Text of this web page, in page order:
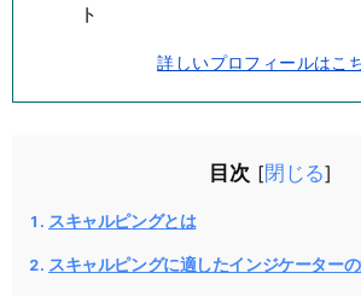
ト
詳しいプロフィールはこ
目次 [閉じる]
スキャルピングとは
スキャルピングに適したインジケーター